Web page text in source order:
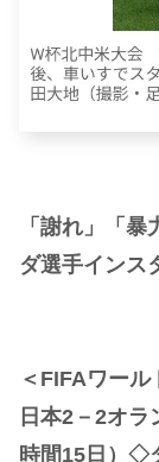
「謝れ」「
ダ選手インス
＜FIFAワール
日本2－2オ
時間15日）◇